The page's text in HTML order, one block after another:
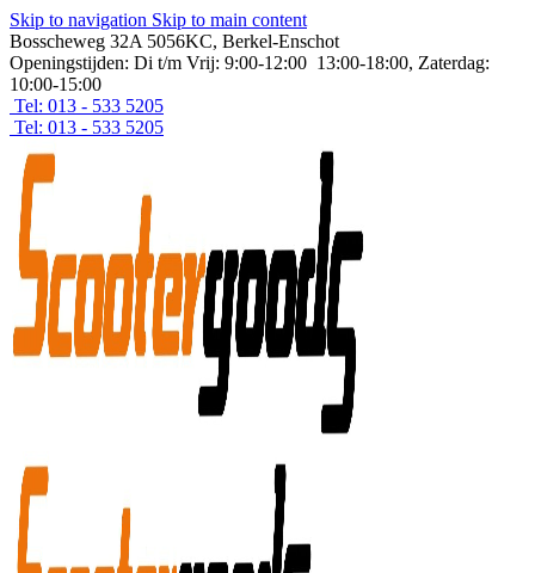
Skip to navigation Skip to main content
Bosscheweg 32A 5056KC, Berkel-Enschot
Openingstijden: Di t/m Vrij: 9:00-12:00 13:00-18:00, Zaterdag:
10:00-15:00
Tel: 013 - 533 5205
Tel: 013 - 533 5205